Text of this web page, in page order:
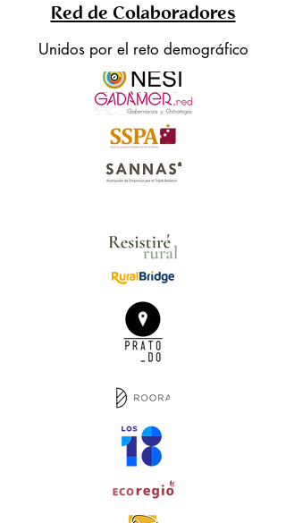
Red de Colaboradores
Unidos por el reto demográfico